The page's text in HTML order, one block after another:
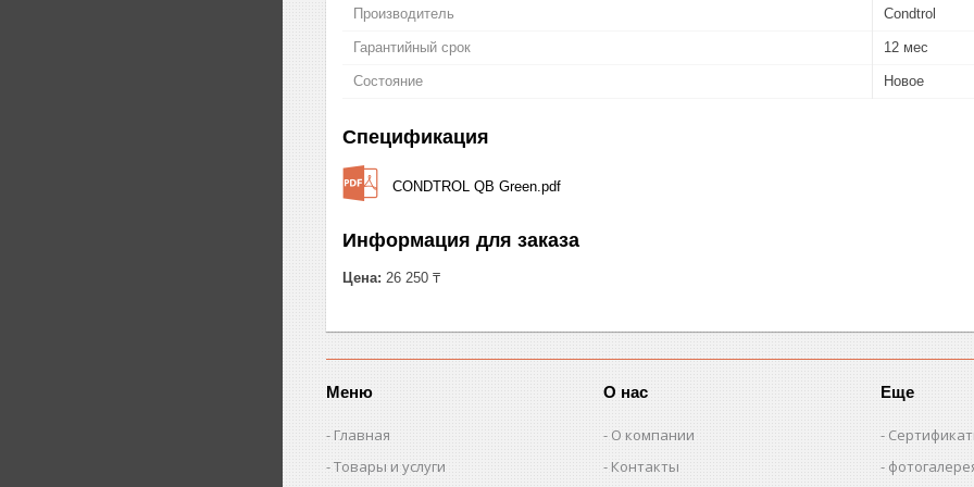
Производитель Condtrol
Гарантийный срок 12 мес
Состояние Новое
Спецификация
CONDTROL QB Green.pdf
Информация для заказа
Цена: 26 250 ₸
Меню
Главная
Товары и услуги
О нас
О компании
Контакты
Еще